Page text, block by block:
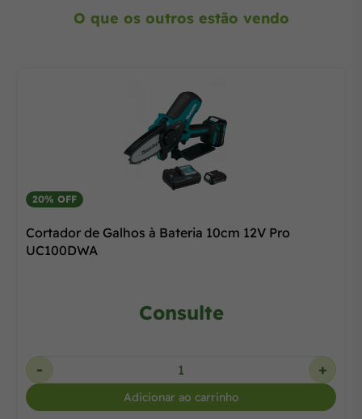
O que os outros estão vendo
20% OFF
Cortador de Galhos à Bateria 10cm 12V Pro
UC100DWA
Consulte
- +
Adicionar ao carrinho